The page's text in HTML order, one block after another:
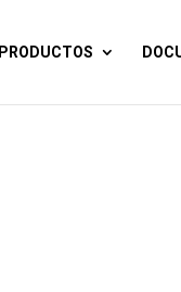
PRODUCTOS